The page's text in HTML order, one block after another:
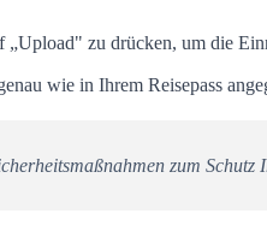
„Upload" zu drücken, um die
wie in Ihrem Reisepass
zum